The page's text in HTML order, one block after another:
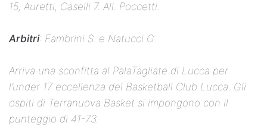
15, Auretti, Caselli 7. All. Poccetti.
Arbitri: Fambrini S. e Natucci G.
Arriva una sconfitta al PalaTagliate di Lucca per
l’under 17 eccellenza del Basketball Club Lucca. Gli
ospiti di Terranuova Basket si impongono con il
punteggio di 41-73.